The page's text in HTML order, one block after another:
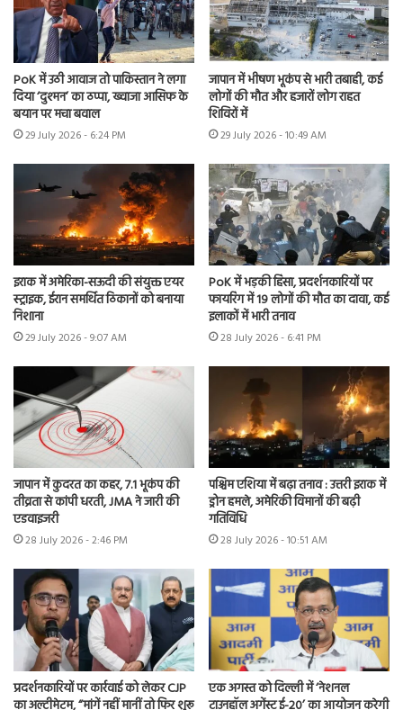
PoK में उठी आवाज तो पाकिस्तान ने लगा
दिया ‘दुश्मन’ का ठप्पा, ख्वाजा आसिफ के
बयान पर मचा बवाल
29 July 2026 - 6:24 PM
जापान में भीषण भूकंप से भारी तबाही, कई
लोगों की मौत और हजारों लोग राहत
शिविरों में
29 July 2026 - 10:49 AM
इराक में अमेरिका-सऊदी की संयुक्त एयर
स्ट्राइक, ईरान समर्थित ठिकानों को बनाया
निशाना
29 July 2026 - 9:07 AM
PoK में भड़की हिंसा, प्रदर्शनकारियों पर
फायरिंग में 19 लोगों की मौत का दावा, कई
इलाकों में भारी तनाव
28 July 2026 - 6:41 PM
जापान में कुदरत का कहर, 7.1 भूकंप की
तीव्रता से कांपी धरती, JMA ने जारी की
एडवाइजरी
28 July 2026 - 2:46 PM
पश्चिम एशिया में बढ़ा तनाव : उत्तरी इराक में
ड्रोन हमले, अमेरिकी विमानों की बढ़ी
गतिविधि
28 July 2026 - 10:51 AM
प्रदर्शनकारियों पर कार्रवाई को लेकर CJP
का अल्टीमेटम, “मांगें नहीं मानीं तो फिर शुरू
एक अगस्त को दिल्ली में ‘नेशनल
टाउनहॉल अगेंस्ट ई-20’ का आयोजन करेगी